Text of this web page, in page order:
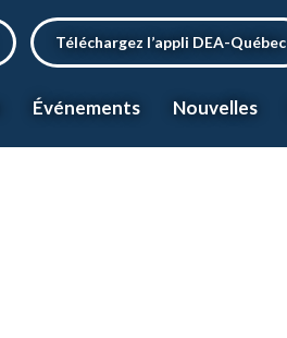
Téléchargez l’appli DEA-Québec
Événements Nouvelles